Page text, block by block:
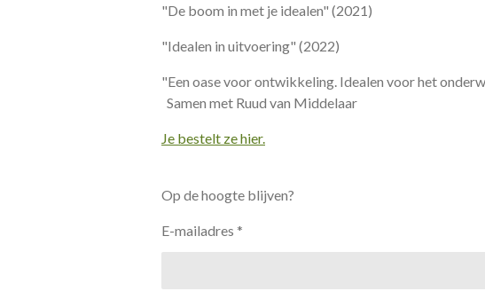
"De boom in met je idealen" (2021)
"Idealen in uitvoering" (2022)
"Een oase voor ontwikkeling. Idealen voor het
Samen met Ruud van Middelaar
Je bestelt ze hier.
Op de hoogte blijven?
E-mailadres *